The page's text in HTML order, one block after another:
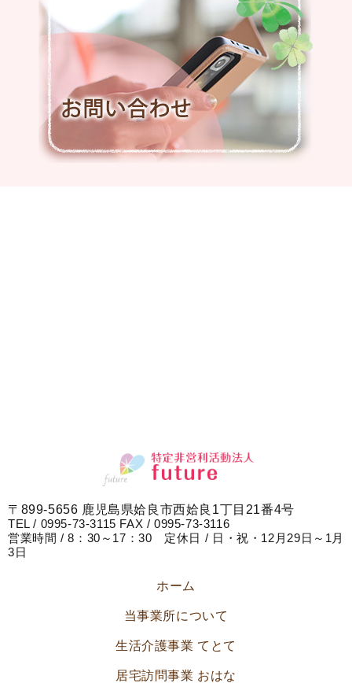
2024.4.02
カラフル４周年突入～
〒899-5656 鹿児島県姶良市西姶良1丁目21番4号
TEL / 0995-73-3115 FAX / 0995-73-3116
営業時間 / 8：30～17：30 定休日 / 日・祝・12月29日～1月
3日
ホーム
当事業所について
生活介護事業 てとて
居宅訪問事業 おはな